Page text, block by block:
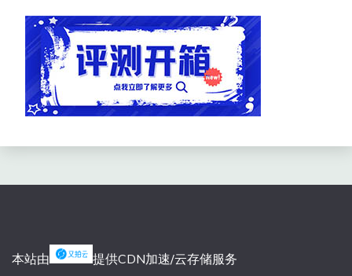
本站由 提供CDN加速/云存储服务